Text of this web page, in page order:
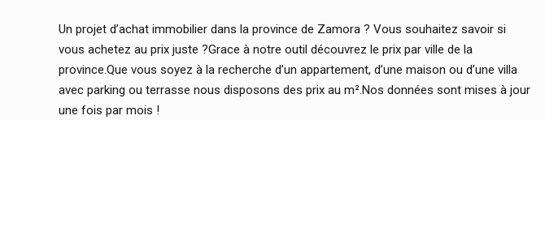
Un projet d’achat immobilier dans la province de Zamora ? Vous souhaitez savoir si
vous achetez au prix juste ?Grace à notre outil découvrez le prix par ville de la
province.Que vous soyez à la recherche d’un appartement, d’une maison ou d’une villa
avec parking ou terrasse nous disposons des prix au m².Nos données sont mises à jour
une fois par mois !